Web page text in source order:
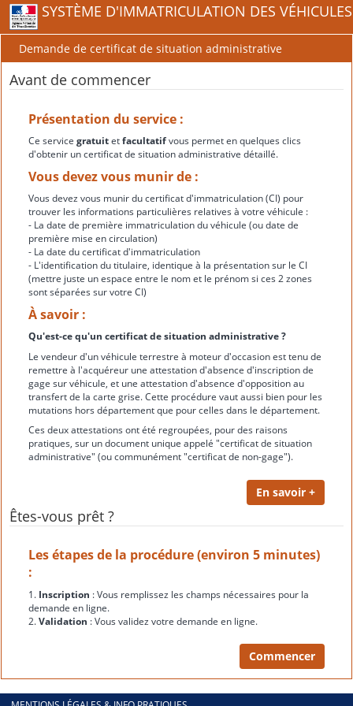
SYSTÈME D'IMMATRICULATION DES VÉHICULES
Demande de certificat de situation administrative
Avant de commencer
Présentation du service :
Ce service gratuitetfacultatifvous permet en quelques clics
d'obtenir un certificat de situation administrative détaillé.
Vous devez vous munir de :
Vous devez vous munir du certificat d'immatriculation (CI) pour
trouver les informations particulières relatives à votre véhicule :
- La date de première immatriculation du véhicule (ou date de
première mise en circulation)
- La date du certificat d'immatriculation
- L'identification du titulaire, identique à la présentation sur le CI
(mettre juste un espace entre le nom et le prénom si ces 2 zones
sont séparées sur votre CI)
À savoir :
Qu'est-ce qu'un certificat de situation administrative ?
Le vendeur d'un véhicule terrestre à moteur d'occasion est tenu de
remettre à l'acquéreur une attestation d'absence d'inscription de
gage sur véhicule, et une attestation d'absence d'opposition au
transfert de la carte grise. Cette procédure vaut aussi bien pour les
mutations hors département que pour celles dans le département.
Ces deux attestations ont été regroupées, pour des raisons
pratiques, sur un document unique appelé "certificat de situation
administrative" (ou communément "certificat de non-gage").
Êtes-vous prêt ?
Les étapes de la procédure (environ 5 minutes)
:
1. Inscription : Vous remplissez les champs nécessaires pour la
demande en ligne.
2.Validation : Vous validez votre demande en ligne.